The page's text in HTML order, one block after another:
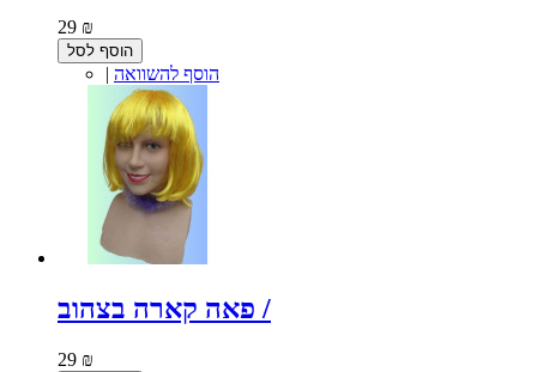
29 ₪
הוסף לסל
| הוסף להשוואה
פאה קארה בצהוב /
29 ₪